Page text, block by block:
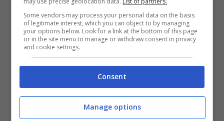
L’Umbria è piena di borghi incantevoli,
cittadine medievali e tesori artistici.
Rasiglia è invece un minuscolo borghetto
di una manciata di abitanti, ma la sua
particolarità di essere costruito fra canali
lo rende così delizioso da meritare una
Some vendors may process your personal data on the basis
of legitimate interest, which you can object to by managing
your options below. Look for a link at the bottom of this page
or in the site menu to manage or withdraw consent in privacy
and cookie settings.
Consent
Manage options